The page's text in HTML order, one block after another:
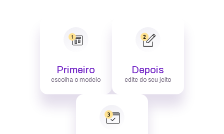
Primeiro
escolha o modelo
Depois
edite do seu jeito